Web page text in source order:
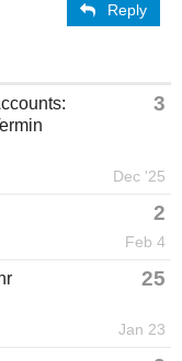
Reply
3
Dec '25
2
Feb 4
25
Jan 23